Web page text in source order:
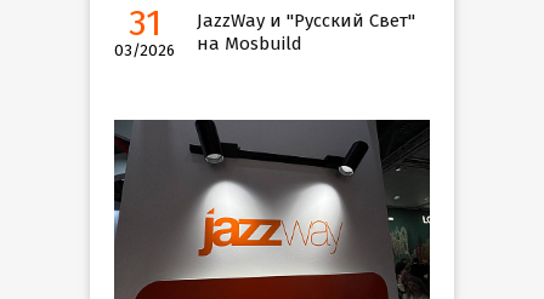
31
03/2026
JazzWay и "Русский Свет"
на Mosbuild